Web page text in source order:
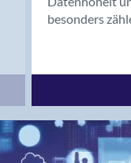
Birsfelden
Bottighofen
Bremgarten bei
Brig
besonders